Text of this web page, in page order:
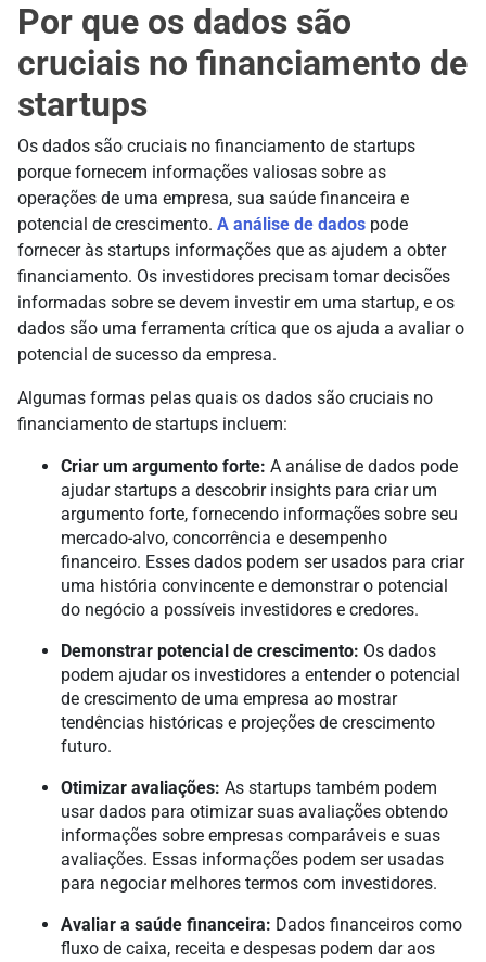
Por que os dados são
cruciais no financiamento de
startups
Os dados são cruciais no financiamento de startups
porque fornecem informações valiosas sobre as
operações de uma empresa, sua saúde financeira e
potencial de crescimento. A análise de dados pode
fornecer às startups informações que as ajudem a obter
financiamento. Os investidores precisam tomar decisões
informadas sobre se devem investir em uma startup, e os
dados são uma ferramenta crítica que os ajuda a avaliar o
potencial de sucesso da empresa.
Algumas formas pelas quais os dados são cruciais no
financiamento de startups incluem:
Criar um argumento forte: A análise de dados pode
ajudar startups a descobrir insights para criar um
argumento forte, fornecendo informações sobre seu
mercado-alvo, concorrência e desempenho
financeiro. Esses dados podem ser usados para criar
uma história convincente e demonstrar o potencial
do negócio a possíveis investidores e credores.
Demonstrar potencial de crescimento: Os dados
podem ajudar os investidores a entender o potencial
de crescimento de uma empresa ao mostrar
tendências históricas e projeções de crescimento
futuro.
Otimizar avaliações: As startups também podem
usar dados para otimizar suas avaliações obtendo
informações sobre empresas comparáveis e suas
avaliações. Essas informações podem ser usadas
para negociar melhores termos com investidores.
Avaliar a saúde financeira: Dados financeiros como
fluxo de caixa, receita e despesas podem dar aos